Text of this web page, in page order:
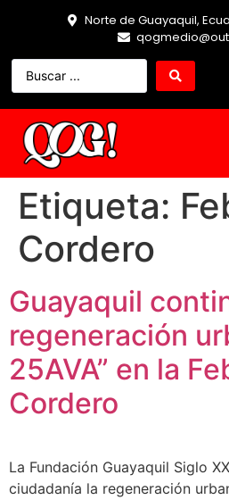
Norte de Guayaquil,
Etiqueta:
Cordero
Guayaquil
regeneración
25AVA” en la
Cordero
La Fundación Guayaquil Siglo
ciudadanía la regeneración